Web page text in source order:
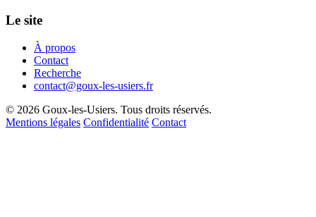
Le site
À propos
Contact
Recherche
contact@goux-les-usiers.fr
© 2026 Goux-les-Usiers. Tous droits réservés.
Mentions légales Confidentialité Contact